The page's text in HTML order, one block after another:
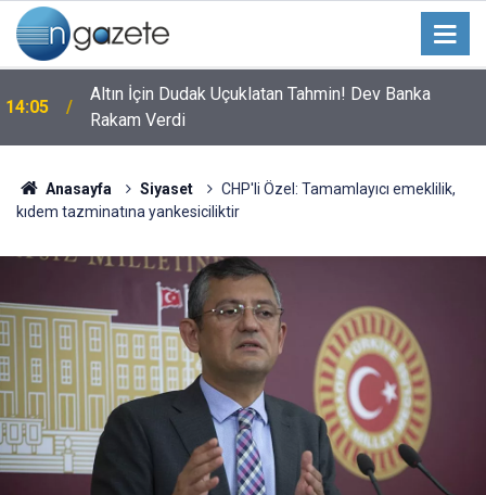
14:05
Altın İçin Dudak Uçuklatan Tahmin! Dev Banka
Rakam Verdi
Anasayfa Siyaset
CHP'li Özel: Tamamlayıcı emeklilik,
kıdem tazminatına yankesiciliktir